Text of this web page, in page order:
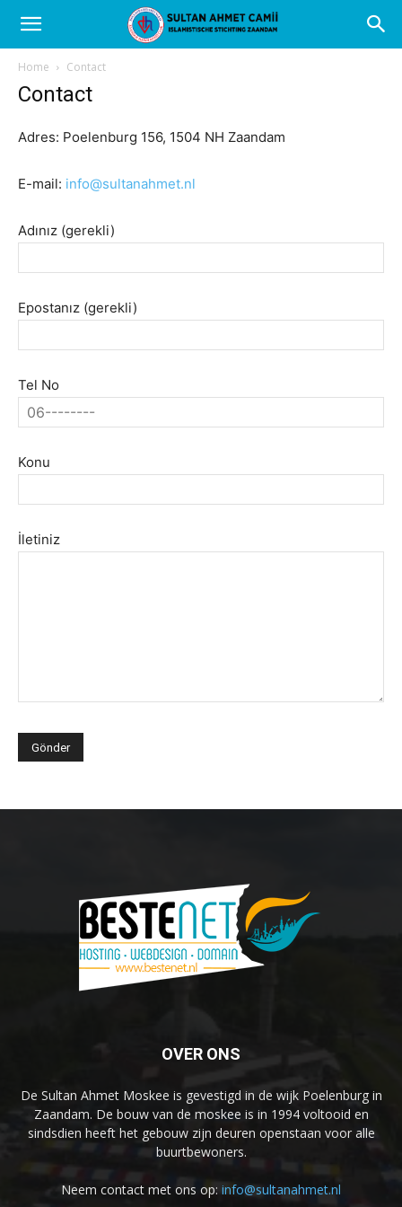
Home Contact
Contact
Adres: Poelenburg 156, 1504 NH Zaandam
E-mail: info@sultanahmet.nl
Adınız (gerekli)
Epostanız (gerekli)
Tel No
Konu
İletiniz
OVER ONS
De Sultan Ahmet Moskee is gevestigd in de wijk Poelenburg in
Zaandam. De bouw van de moskee is in 1994 voltooid en
sindsdien heeft het gebouw zijn deuren openstaan voor alle
buurtbewoners.
Neem contact met ons op: info@sultanahmet.nl